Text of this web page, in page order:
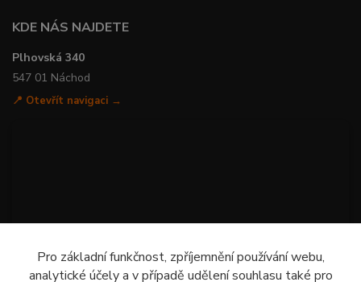
KDE NÁS NAJDETE
Plhovská 340
547 01 Náchod
📍 Otevřít navigaci →
Pro základní funkčnost, zpříjemnění používání webu,
analytické účely a v případě udělení souhlasu také pro